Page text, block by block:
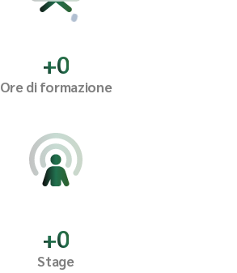
+0
Ore di formazione
+0
Stage